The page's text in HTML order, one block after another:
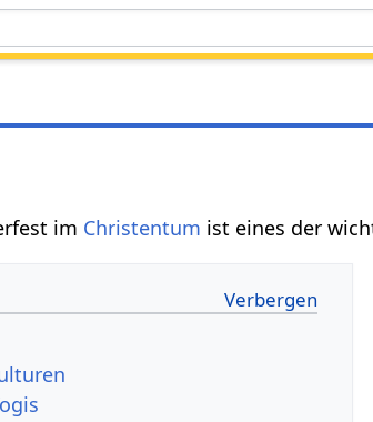
im Christentum ist eines der